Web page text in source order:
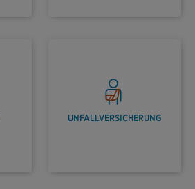
UNFALLVERSICHERUNG